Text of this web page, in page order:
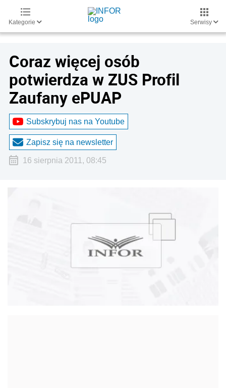
Kategorie Serwisy
Coraz więcej osób
potwierdza w ZUS Profil
Zaufany ePUAP
Subskrybuj nas na Youtube
Zapisz się na newsletter
16 sierpnia 2011, 08:45